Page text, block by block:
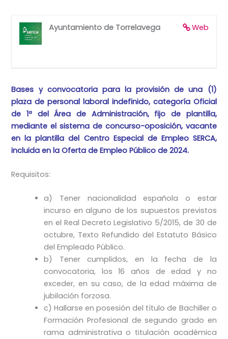
Web
Ayuntamiento de Torrelavega
Bases y convocatoria para la provisión de una (1)
plaza de personal laboral indefinido, categoría Oficial
de 1ª del Área de Administración, fijo de plantilla,
mediante el sistema de concurso-oposición, vacante
en la plantilla del Centro Especial de Empleo SERCA,
incluida en la Oferta de Empleo Público de 2024.
Requisitos:
a) Tener nacionalidad española o estar
incurso en alguno de los supuestos previstos
en el Real Decreto Legislativo 5/2015, de 30 de
octubre, Texto Refundido del Estatuto Básico
del Empleado Público.
b) Tener cumplidos, en la fecha de la
convocatoria, los 16 años de edad y no
exceder, en su caso, de la edad máxima de
jubilación forzosa.
c) Hallarse en posesión del título de Bachiller o
Formación Profesional de segundo grado en
rama administrativa o titulación académica